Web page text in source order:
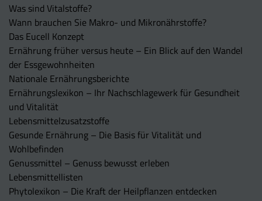
Was sind Vitalstoffe?
Wann brauchen Sie Makro- und Mikronährstoffe?
Das Eucell Konzept
Ernährung früher versus heute – Ein Blick auf den Wandel
der Essgewohnheiten
Nationale Ernährungsberichte
Ernährungslexikon – Ihr Nachschlagewerk für Gesundheit
und Vitalität
Lebensmittelzusatzstoffe
Gesunde Ernährung – Die Basis für Vitalität und
Wohlbefinden
Genussmittel – Genuss bewusst erleben
Lebensmittellisten
Phytolexikon – Die Kraft der Heilpflanzen entdecken